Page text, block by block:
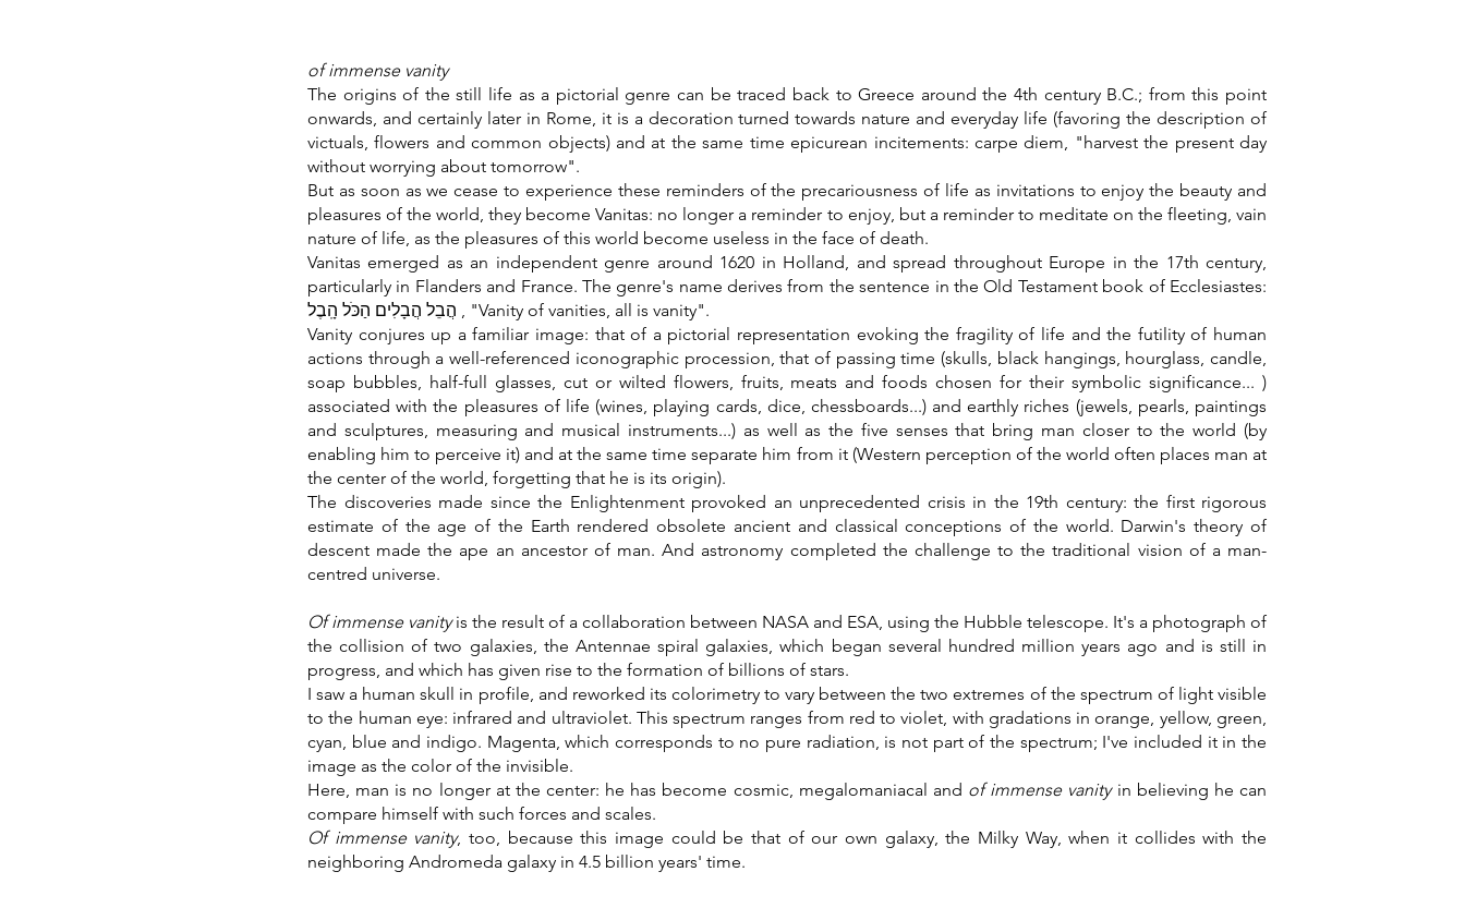
of immense vanity
The origins of the still life as a pictorial genre can be traced back to Greece around the 4th century B.C.; from this point
onwards, and certainly later in Rome, it is a decoration turned towards nature and everyday life (favoring the description of
victuals, flowers and common objects) and at the same time epicurean incitements: carpe diem, "harvest the present day
without worrying about tomorrow".
But as soon as we cease to experience these reminders of the precariousness of life as invitations to enjoy the beauty and
pleasures of the world, they become Vanitas: no longer a reminder to enjoy, but a reminder to meditate on the fleeting, vain
nature of life, as the pleasures of this world become useless in the face of death.
Vanitas emerged as an independent genre around 1620 in Holland, and spread throughout Europe in the 17th century,
particularly in Flanders and France. The genre's name derives from the sentence in the Old Testament book of Ecclesiastes:
הֲבֵל הֲבָלִים הַכֹּל הָֽבֶל , "Vanity of vanities, all is vanity".
Vanity conjures up a familiar image: that of a pictorial representation evoking the fragility of life and the futility of human
actions through a well-referenced iconographic procession, that of passing time (skulls, black hangings, hourglass, candle,
soap bubbles, half-full glasses, cut or wilted flowers, fruits, meats and foods chosen for their symbolic significance... )
associated with the pleasures of life (wines, playing cards, dice, chessboards...) and earthly riches (jewels, pearls, paintings
and sculptures, measuring and musical instruments...) as well as the five senses that bring man closer to the world (by
enabling him to perceive it) and at the same time separate him from it (Western perception of the world often places man at
the center of the world, forgetting that he is its origin).
The discoveries made since the Enlightenment provoked an unprecedented crisis in the 19th century: the first rigorous
estimate of the age of the Earth rendered obsolete ancient and classical conceptions of the world. Darwin's theory of
descent made the ape an ancestor of man. And astronomy completed the challenge to the traditional vision of a man-
centred universe.
Of immense vanityis the result of a collaboration between NASA and ESA, using the Hubble telescope. It's a photograph of
the collision of two galaxies, the Antennae spiral galaxies, which began several hundred million years ago and is still in
progress, and which has given rise to the formation of billions of stars.
I saw a human skull in profile, and reworked its colorimetry to vary between the two extremes of the spectrum of light visible
to the human eye: infrared and ultraviolet. This spectrum ranges from red to violet, with gradations in orange, yellow, green,
cyan, blue and indigo. Magenta, which corresponds to no pure radiation, is not part of the spectrum; I've included it in the
image as the color of the invisible.
Here, man is no longer at the center: he has become cosmic, megalomaniacal and of immense vanityin believing he can
compare himself with such forces and scales.
Of immense vanity, too, because this image could be that of our own galaxy, the Milky Way, when it collides with the
neighboring Andromeda galaxy in 4.5 billion years' time.